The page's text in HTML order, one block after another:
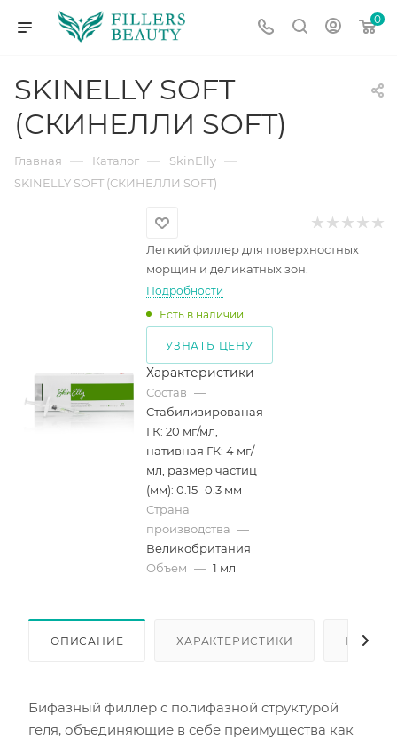
0
SKINELLY SOFT
(СКИНЕЛЛИ SOFT)
Главная — Каталог — SkinElly —
SKINELLY SOFT (СКИНЕЛЛИ SOFT)
Легкий филлер для поверхностных
морщин и деликатных зон.
Подробности
Есть в наличии
УЗНАТЬ ЦЕНУ
Характеристики
Состав —
Стабилизированая
ГК: 20 мг/мл,
нативная ГК: 4 мг/
мл, размер частиц
(мм): 0.15 -0.3 мм
Страна
производства —
Великобритания
Объем — 1 мл
ОПИСАНИЕ ХАРАКТЕРИСТИКИ КАК
Бифазный филлер с полифазной структурой
геля, объединяющие в себе преимущества как